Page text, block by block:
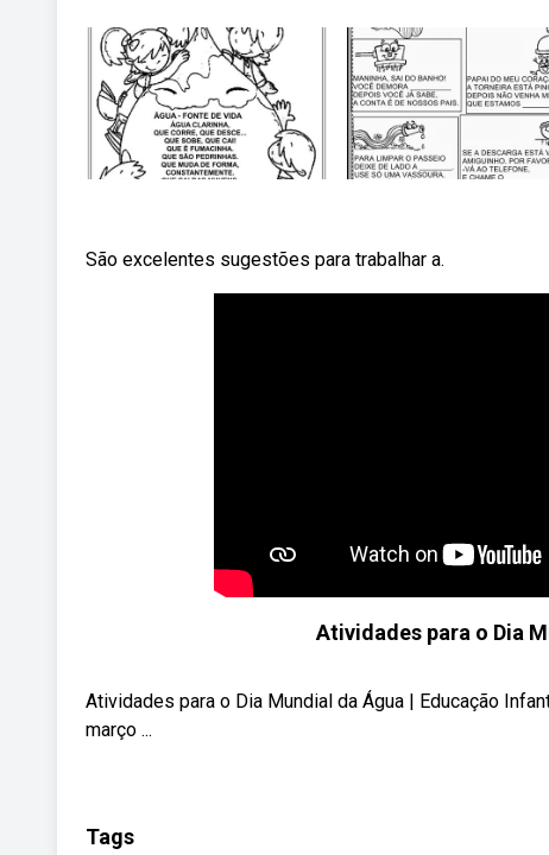
São excelentes sugestões para trabalhar a.
Atividades para o Dia
Atividades para o Dia Mundial da Água | Educação
março ...
Tags